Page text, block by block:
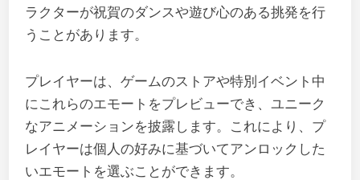
ラクターが祝賀のダンスや遊び心のある挑発を行
うことがあります。
プレイヤーは、ゲームのストアや特別イベント中
にこれらのエモートをプレビューでき、ユニーク
なアニメーションを披露します。これにより、プ
レイヤーは個人の好みに基づいてアンロックした
いエモートを選ぶことができます。